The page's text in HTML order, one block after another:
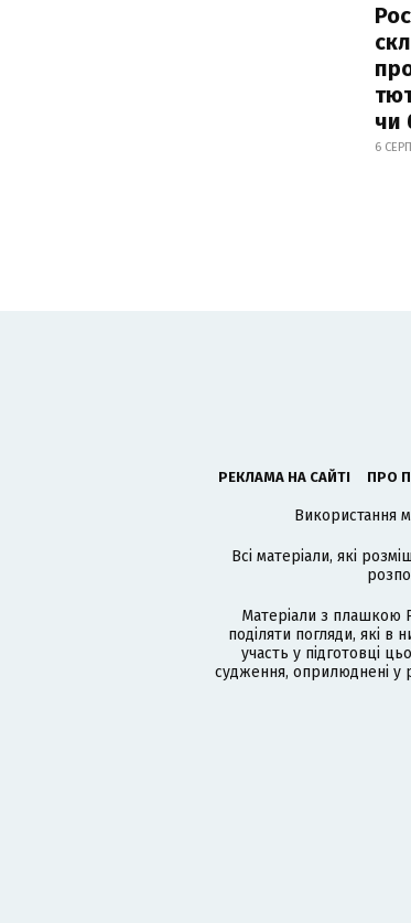
чи
6
РЕКЛАМА НА САЙТІ ПРО
Використання
Всі матеріали, які
Матеріали з плашкою
поділяти погляди, які
участь у підготовці
судження, оприлюднені у